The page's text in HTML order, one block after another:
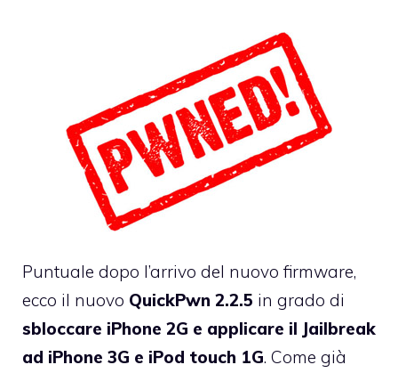
Puntuale dopo l’arrivo del nuovo firmware,
ecco il nuovo QuickPwn 2.2.5 in grado di
sbloccare iPhone 2G e applicare il Jailbreak
ad iPhone 3G e iPod touch 1G. Come già